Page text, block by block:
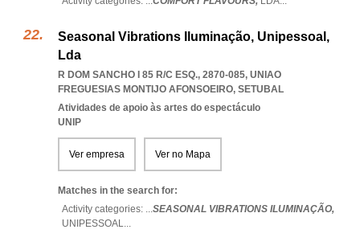
Seasonal Vibrations Iluminação, Unipessoal,
Lda
R DOM SANCHO I 85 R/C ESQ., 2870-085, UNIAO
FREGUESIAS MONTIJO AFONSOEIRO, SETUBAL
Atividades de apoio às artes do espectáculo
UNIP
Ver empresa Ver no Mapa
Matches in the search for:
Activity categories: ...SEASONAL VIBRATIONS ILUMINAÇÃO,
UNIPESSOAL...